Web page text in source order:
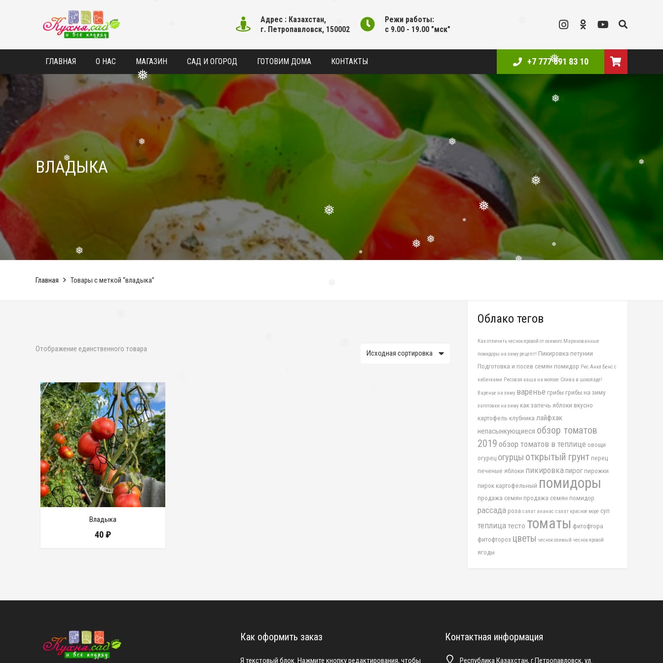
❅
❅
❅
❅
❅
❅
❅
❅
Адрес : Казахстан,
г. Петропавловск, 150002
Режи работы:
с 9.00 - 19.00 "мск"
ГЛАВНАЯ О НАС МАГАЗИН САД И ОГОРОД ГОТОВИМ ДОМА КОНТАКТЫ +7 777 691 83 10
ВЛАДЫКА
Главная Товары с меткой “владыка”
Отображение единственного товара
Владыка
40₽
Облако тегов
Как отличить чеснок яровой от озимого Маринованные
помидоры на зиму рецепт! Пикировка петунии
Подготовка и посев семян помидор Рис Анкл Бенс с
кабачками Рисовая каша на молоке Слива в шоколаде!
Варенье на зиму варенье грибы грибы на зиму
заготовки на зиму как запечь яблоки вкусно
картофель клубника лайфхак
непасынкующиеся обзор томатов
2019 обзор томатов в теплице овощи
огурец огурцы открытый грунт перец
печеные яблоки пикировкапирог пирожки
пирок картофельный помидоры
продажа семян продажа семян помидор
рассада роза салат ананас салат красное море суп
теплицатесто томаты фитофтора
фитофтороз цветы чеснок озимый чеснок яровой
ягоды
Как оформить заказ
Я текстовый блок. Нажмите кнопку редактирования, чтобы
Контактная информация
Республика Казахстан, г.Петропавловск, ул.